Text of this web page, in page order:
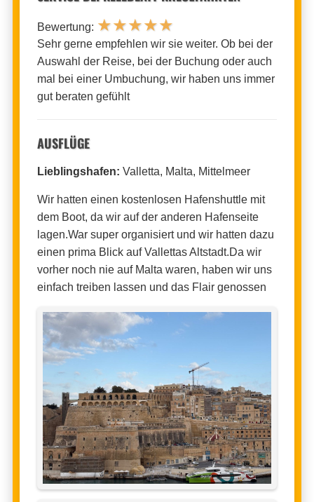
Bewertung: ★★★★★
Sehr gerne empfehlen wir sie weiter. Ob bei der
Auswahl der Reise, bei der Buchung oder auch
mal bei einer Umbuchung, wir haben uns immer
gut beraten gefühlt
AUSFLÜGE
Lieblingshafen: Valletta, Malta, Mittelmeer
Wir hatten einen kostenlosen Hafenshuttle mit
dem Boot, da wir auf der anderen Hafenseite
lagen.War super organisiert und wir hatten dazu
einen prima Blick auf Vallettas Altstadt.Da wir
vorher noch nie auf Malta waren, haben wir uns
einfach treiben lassen und das Flair genossen